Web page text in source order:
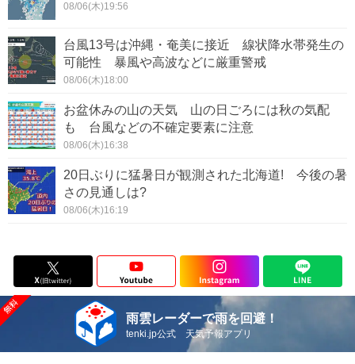
08/06(木)19:56
台風13号は沖縄・奄美に接近 線状降水帯発生の
可能性 暴風や高波などに厳重警戒
08/06(木)18:00
お盆休みの山の天気 山の日ごろには秋の気配
も 台風などの不確定要素に注意
08/06(木)16:38
20日ぶりに猛暑日が観測された北海道! 今後の暑
さの見通しは?
08/06(木)16:19
雨雲レーダーで雨を回避！
tenki.jp公式 天気予報アプリ